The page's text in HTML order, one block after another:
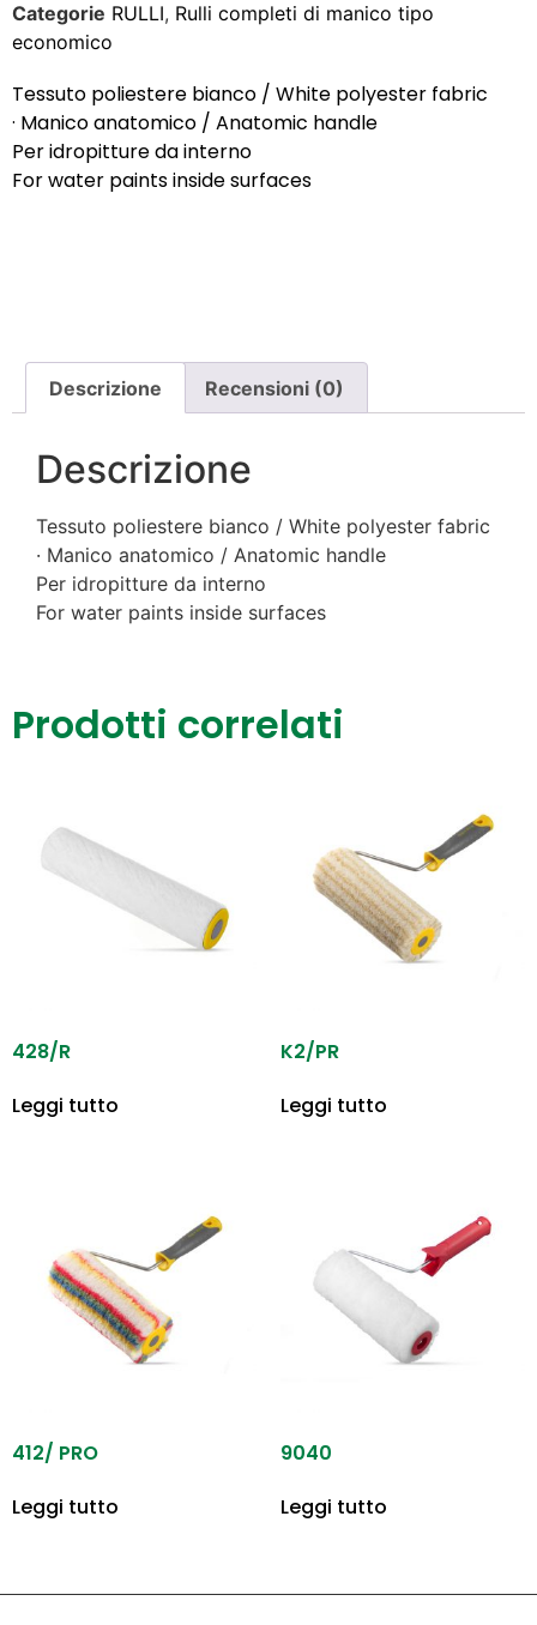
Categorie RULLI, Rulli completi di manico tipo
economico
Tessuto poliestere bianco / White polyester fabric
· Manico anatomico / Anatomic handle
Per idropitture da interno
For water paints inside surfaces
Descrizione Recensioni (0)
Descrizione
Tessuto poliestere bianco / White polyester fabric
· Manico anatomico / Anatomic handle
Per idropitture da interno
For water paints inside surfaces
Prodotti correlati
428/R
Leggi tutto
K2/PR
Leggi tutto
412/ PRO
Leggi tutto
9040
Leggi tutto